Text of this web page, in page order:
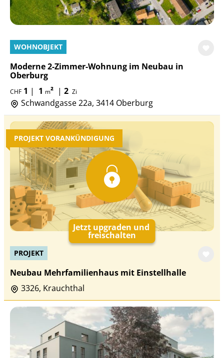
WOHNOBJEKT
Moderne 2-Zimmer-Wohnung im Neubau in
Oberburg
CHF 1 | 1 m² | 2 Zi
Schwandgasse 22a, 3414 Oberburg
PROJEKT VORANKÜNDIGUNG
Jetzt upgraden und
freischalten
PROJEKT
Neubau Mehrfamilienhaus mit Einstellhalle
3326, Krauchthal